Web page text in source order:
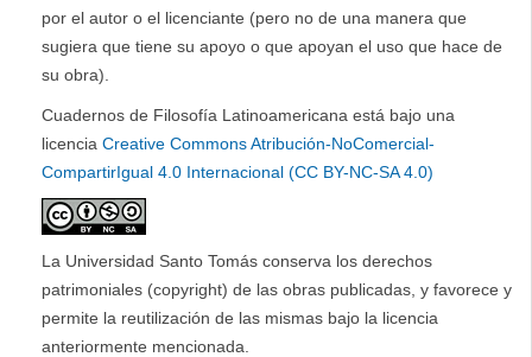
por el autor o el licenciante (pero no de una manera que
sugiera que tiene su apoyo o que apoyan el uso que hace de
su obra).
Cuadernos de Filosofía Latinoamericana está bajo una
licencia Creative Commons Atribución-NoComercial-
CompartirIgual 4.0 Internacional (CC BY-NC-SA 4.0)
La Universidad Santo Tomás conserva los derechos
patrimoniales (copyright) de las obras publicadas, y favorece y
permite la reutilización de las mismas bajo la licencia
anteriormente mencionada.